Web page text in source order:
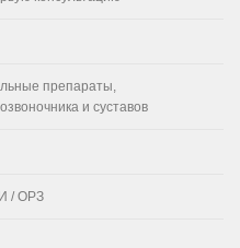
препараты,
и суставов
/ ОРЗ